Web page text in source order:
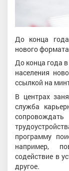
До конца
нового формата
До конца года в
населения
ссылкой на
В центрах
служба
программу
например,
содействие в
другое.